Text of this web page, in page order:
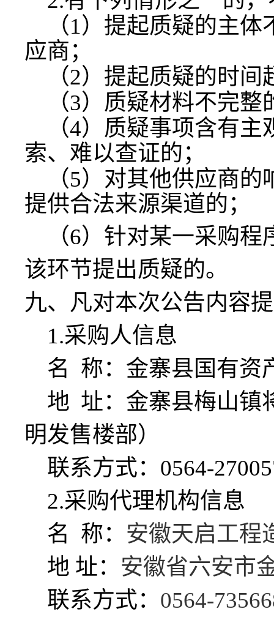
（1）提起质疑的主体
应商；
（2）提起质疑的时间
（3）质疑材料不完整
（4）质疑事项含有主
索、难以查证的；
（5）对其他供应商的
提供合法来源渠道的；
（6）针对某一采购程
该环节提出质疑的。
九、凡对本次公告内容
1.采购人信息
名 称：金寨县国有资
地 址：金寨县梅山镇
明发售楼部）
联系方式： 0564-
2.采购代理机构信息
名 称： 安徽天启工程
地 址： 安徽省六安市
联系方式： 0564-